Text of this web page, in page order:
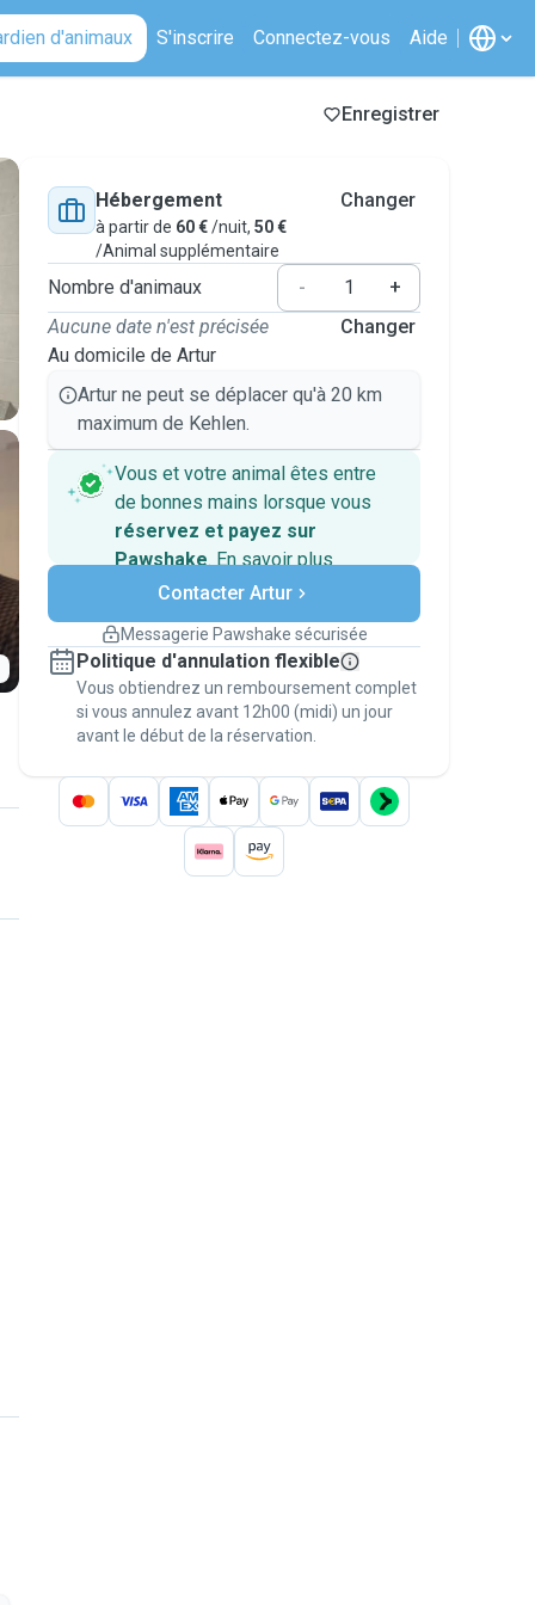
d'animaux S'inscrire Connectez-vous Aide
Enregistrer
Hébergement
à partir de 60 €/nuit, 50 €
/Animal supplémentaire
Changer
Nombre d'animaux -
+
Aucune date n'est précisée
Au domicile de Artur
Changer
Artur ne peut se déplacer qu'à 20 km
maximum de Kehlen.
Vous et votre animal êtes entre
de bonnes mains lorsque vous
réservez et payez sur
Pawshake. En savoir plus
Paiements sécurisés
Assistance en cas de
Réservations couvertes par
nos garanties
Gardez tout sur Pawshake (du premier
message au paiement) pour bénéficier de la
Garantie Pawshake.
Contacter Artur
Messagerie Pawshake sécurisée
Politique d'annulation flexible
Vous obtiendrez un remboursement complet
si vous annulez avant 12h00 (midi) un jour
avant le début de la réservation.